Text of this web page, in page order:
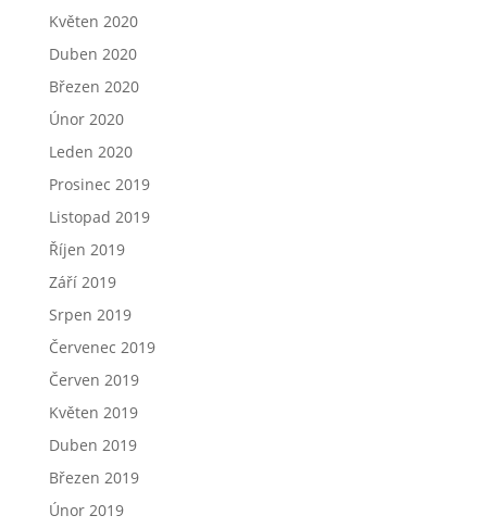
Květen 2020
Duben 2020
Březen 2020
Únor 2020
Leden 2020
Prosinec 2019
Listopad 2019
Říjen 2019
Září 2019
Srpen 2019
Červenec 2019
Červen 2019
Květen 2019
Duben 2019
Březen 2019
Únor 2019